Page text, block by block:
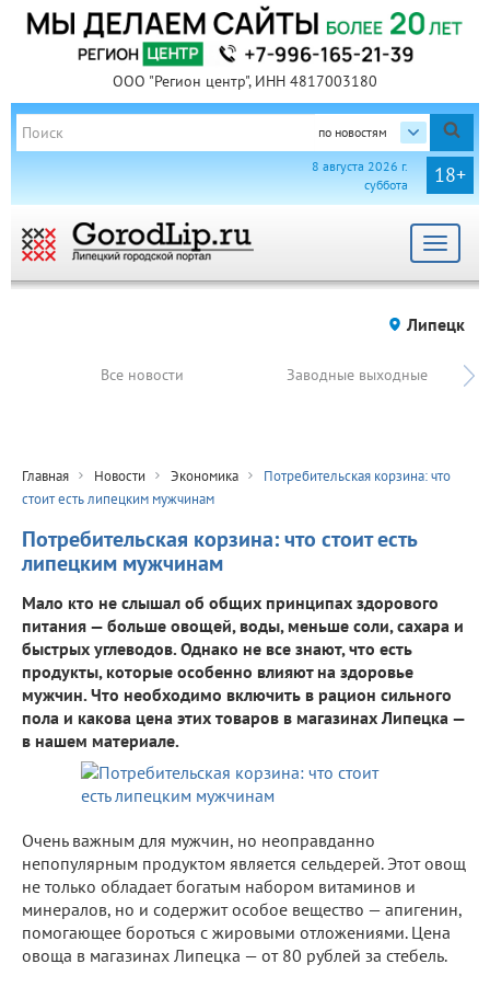
ООО "Регион центр", ИНН 4817003180
по новостям
18+
8 августа 2026 г.
суббота
Toggle
Липецк
Все новости Заводные выходные
Главная Новости Экономика
Потребительская корзина: что
стоит есть липецким мужчинам
Потребительская корзина: что стоит есть
липецким мужчинам
Мало кто не слышал об общих принципах здорового
питания — больше овощей, воды, меньше соли, сахара и
быстрых углеводов. Однако не все знают, что есть
продукты, которые особенно влияют на здоровье
мужчин. Что необходимо включить в рацион сильного
пола и какова цена этих товаров в магазинах Липецка —
в нашем материале.
Очень важным для мужчин, но неоправданно
непопулярным продуктом является сельдерей. Этот овощ
не только обладает богатым набором витаминов и
минералов, но и содержит особое вещество — апигенин,
помогающее бороться с жировыми отложениями. Цена
овоща в магазинах Липецка — от 80 рублей за стебель.